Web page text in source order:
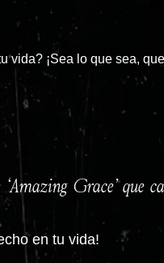
vida? ¡Sea lo que sea,
Grace’ que
en tu vida!